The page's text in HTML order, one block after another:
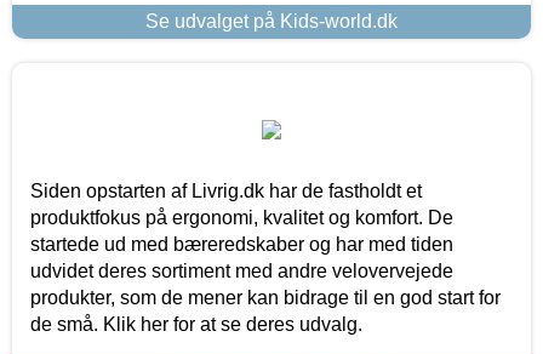
Se udvalget på Kids-world.dk
Siden opstarten af Livrig.dk har de fastholdt et
produktfokus på ergonomi, kvalitet og komfort. De
startede ud med bæreredskaber og har med tiden
udvidet deres sortiment med andre velovervejede
produkter, som de mener kan bidrage til en god start for
de små. Klik her for at se deres udvalg.